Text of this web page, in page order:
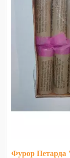
Фурор Петарда